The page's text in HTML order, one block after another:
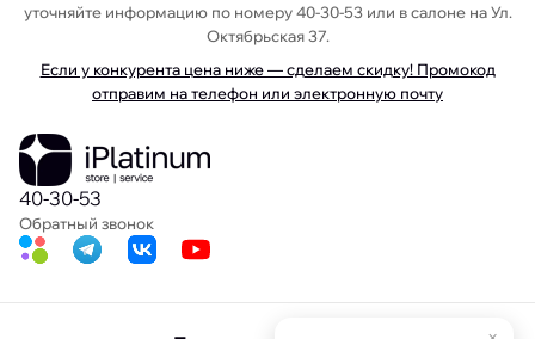
уточняйте информацию по номеру 40-30-53 или в салоне на Ул.
Октябрьская 37.
Если у конкурента цена ниже — сделаем скидку! Промокод
отправим на телефон или электронную почту
40-30-53
Обратный звонок